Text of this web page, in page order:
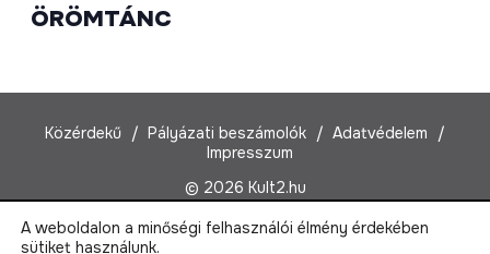
ÖRÖMTÁNC
Közérdekű Pályázati beszámolók
Adatvédelem
Impresszum
© 2026 Kult2.hu
Kult2 Nonprofit Kft.
A weboldalon a minőségi felhasználói élmény érdekében
sütiket használunk.